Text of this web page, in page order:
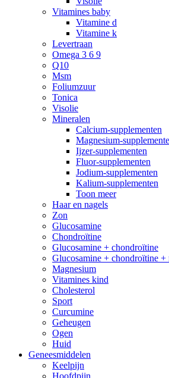
Vitamines baby
Vitamine d
Vitamine k
Levertraan
Omega 3 6 9
Q10
Msm
Foliumzuur
Tonica
Visolie
Mineralen
Calcium-supplementen
Magnesium-
Ijzer-supplementen
Fluor-supplementen
Jodium-supplementen
Kalium-supplementen
Toon meer
Haar en nagels
Zon
Glucosamine
Chondroïtine
Glucosamine + chondroïtine
Glucosamine + chondroïtine +
Magnesium
Vitamines kind
Cholesterol
Sport
Curcumine
Geheugen
Ogen
Huid
Geneesmiddelen
Keelpijn
Hoofdpijn